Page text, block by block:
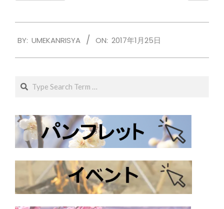
01-
BY: UMEKANRISYA ON: 2017年1月25日
Search